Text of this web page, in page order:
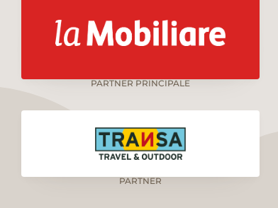
PARTNER PRINCIPALE
PARTNER